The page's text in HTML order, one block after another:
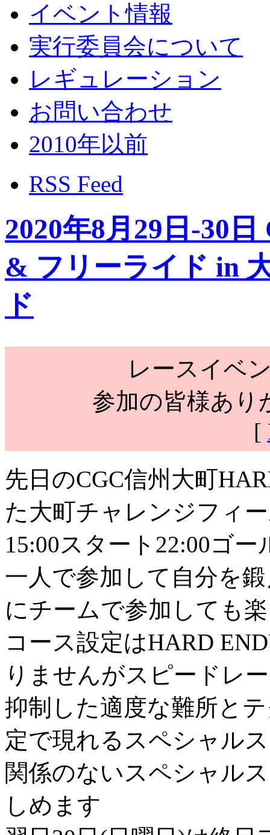
イベント情報
実行委員会について
レギュレーション
お問い合わせ
2010年以前
RSS Feed
2020年8月29日-30
& フリーライド in
ド
レースイベ
参加の皆様あり
[
先日のCGC信州大町
た大町チャレンジフィ
15:00スタート22:00ゴ
一人で参加して自分を
にチームで参加しても
コース設定はHARD
りませんがスピードレ
抑制した適度な難所と
定で現れるスペシャル
関係のないスペシャル
しめます